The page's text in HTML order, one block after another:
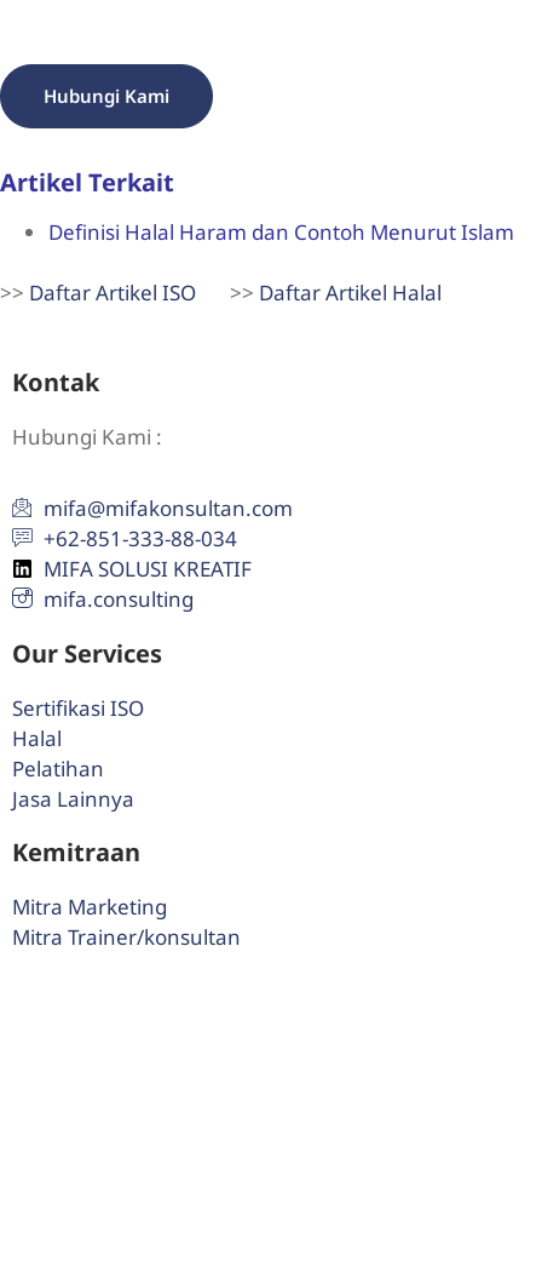
Hubungi Kami
Artikel Terkait
Definisi Halal Haram dan Contoh Menurut Islam
>> Daftar Artikel ISO >> Daftar Artikel Halal
Kontak
Hubungi Kami :
mifa@mifakonsultan.com
+62-851-333-88-034
MIFA SOLUSI KREATIF
mifa.consulting
Our Services
Sertifikasi ISO
Halal
Pelatihan
Jasa Lainnya
Kemitraan
Mitra Marketing
Mitra Trainer/konsultan